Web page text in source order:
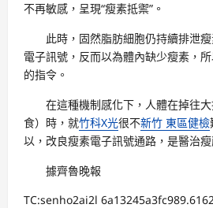
不再敏感，呈現“瘦素抵禦”。
此時，固然脂肪細胞仍持續排泄
電子訊號，反而以為體內缺少瘦素，
的指令。
在這種機制感化下，人體在掉往
食）時，就竹科X光很不新竹 東區健檢
以，改良瘦素電子訊號通路，是醫治瘦
據齊魯晚報
TC:senho2ai2l